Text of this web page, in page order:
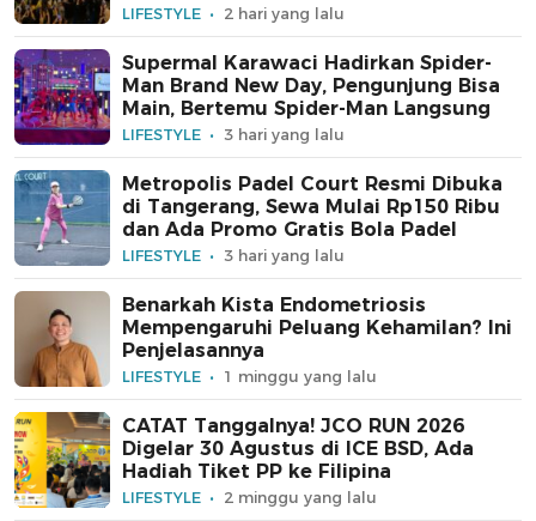
LIFESTYLE 2 hari yang lalu
Supermal Karawaci Hadirkan Spider-
Man Brand New Day, Pengunjung Bisa
Main, Bertemu Spider-Man Langsung
LIFESTYLE 3 hari yang lalu
Metropolis Padel Court Resmi Dibuka
di Tangerang, Sewa Mulai Rp150 Ribu
dan Ada Promo Gratis Bola Padel
LIFESTYLE 3 hari yang lalu
Benarkah Kista Endometriosis
Mempengaruhi Peluang Kehamilan? Ini
Penjelasannya
LIFESTYLE 1 minggu yang lalu
CATAT Tanggalnya! JCO RUN 2026
Digelar 30 Agustus di ICE BSD, Ada
Hadiah Tiket PP ke Filipina
LIFESTYLE 2 minggu yang lalu